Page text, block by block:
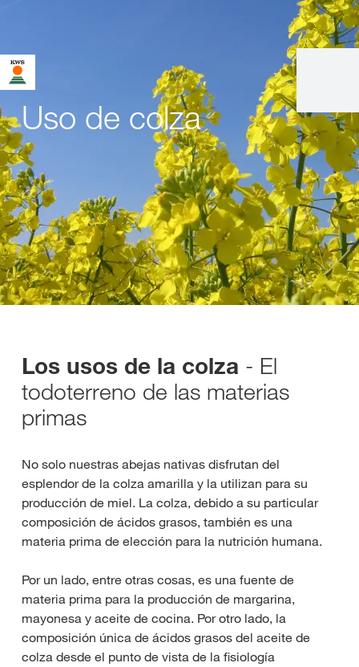
Uso de colza
Los usos de la colza - El
todoterreno de las materias
primas
No solo nuestras abejas nativas disfrutan del
esplendor de la colza amarilla y la utilizan para su
producción de miel. La colza, debido a su particular
composición de ácidos grasos, también es una
materia prima de elección para la nutrición humana.
Por un lado, entre otras cosas, es una fuente de
materia prima para la producción de margarina,
mayonesa y aceite de cocina. Por otro lado, la
composición única de ácidos grasos del aceite de
colza desde el punto de vista de la fisiología